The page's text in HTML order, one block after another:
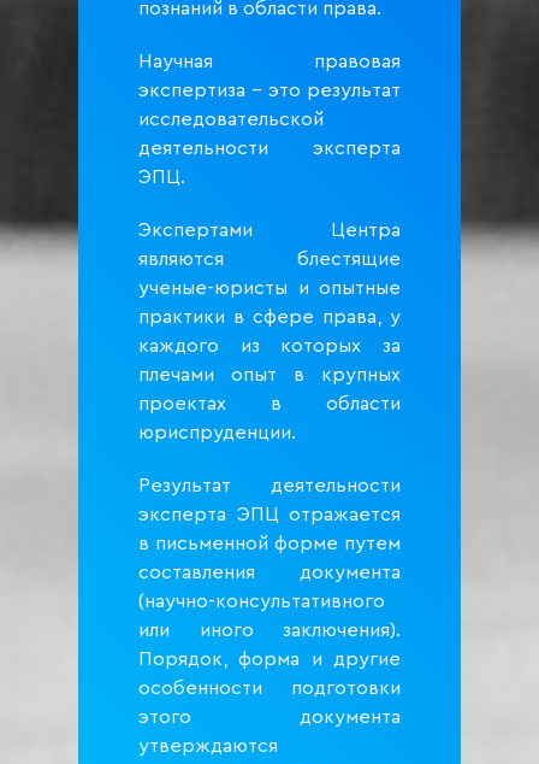
познаний в области права.
Научная правовая
экспертиза – это результат
исследовательской
деятельности эксперта
ЭПЦ.
Экспертами Центра
являются блестящие
ученые-юристы и опытные
практики в сфере права, у
каждого из которых за
плечами опыт в крупных
проектах в области
юриспруденции.
Результат деятельности
эксперта ЭПЦ отражается
в письменной форме путем
составления документа
(научно-консультативного
или иного заключения).
Порядок, форма и другие
особенности подготовки
этого документа
утверждаются